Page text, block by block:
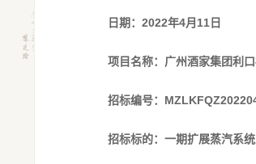
日期：2022年4月11日
项目名称：广州酒家集团利
招标编号：
招标标的：一期扩展蒸汽系